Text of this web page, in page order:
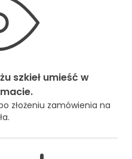
szkieł umieść w
złożeniu zamówienia na